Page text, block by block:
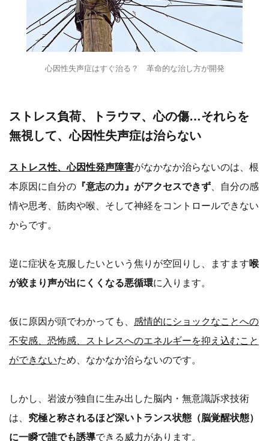
心因性失声症はすぐ治る？ 革命的な治し方が開発
ストレス負荷、トラウマ、心の傷…それらを
無視して、心因性失声症は治らない
ストレス性、心因性発声障害がなかなか治らないのは、根
本原因に自分の 『意志の力』がアクセスできず 、自分の感
情や思考、筋肉や喉、そして神経をコントロールできない
からです。
逆に症状を克服したいという焦りが空回りし、ますます喉
が絞まり声が出にくくなる悪循環に入ります。
仮に原因が頭でわかっても、 感情的にショックなことへの
不安感、恐怖感、ストレスへのエネルギーを抑え込むこと
ができないため、なかなか治らないのです。
しかし、岩波が独自に生み出した脳内・無意識訴求技術
は、 究極と称されるほど深いトランス状態（脳覚醒状態）
に一瞬で誰でも誘導できる威力があります。